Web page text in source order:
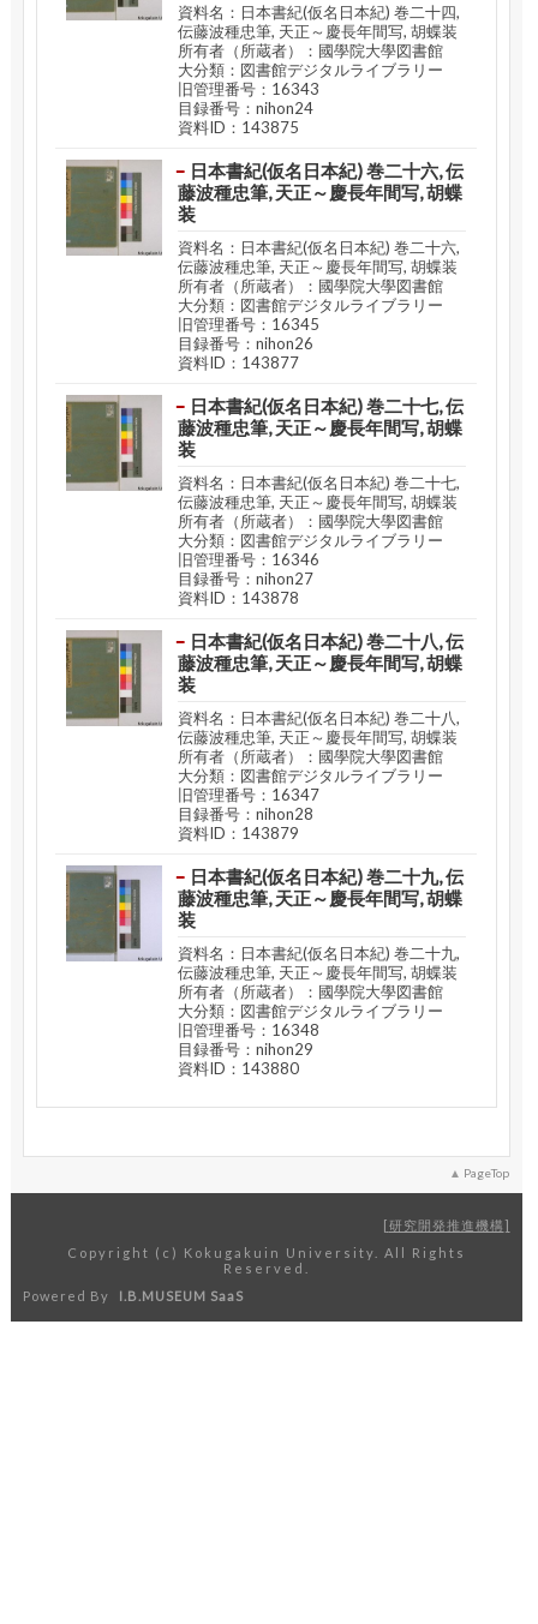
資料名：日本書紀(仮名日本紀) 巻二十四,
伝藤波種忠筆, 天正～慶長年間写, 胡蝶装
所有者（所蔵者）：國學院大學図書館
大分類：図書館デジタルライブラリー
旧管理番号：16343
目録番号：nihon24
資料ID：143875
日本書紀(仮名日本紀) 巻二十六, 伝
藤波種忠筆, 天正～慶長年間写, 胡蝶
装
資料名：日本書紀(仮名日本紀) 巻二十六,
伝藤波種忠筆, 天正～慶長年間写, 胡蝶装
所有者（所蔵者）：國學院大學図書館
大分類：図書館デジタルライブラリー
旧管理番号：16345
目録番号：nihon26
資料ID：143877
日本書紀(仮名日本紀) 巻二十七, 伝
藤波種忠筆, 天正～慶長年間写, 胡蝶
装
資料名：日本書紀(仮名日本紀) 巻二十七,
伝藤波種忠筆, 天正～慶長年間写, 胡蝶装
所有者（所蔵者）：國學院大學図書館
大分類：図書館デジタルライブラリー
旧管理番号：16346
目録番号：nihon27
資料ID：143878
日本書紀(仮名日本紀) 巻二十八, 伝
藤波種忠筆, 天正～慶長年間写, 胡蝶
装
資料名：日本書紀(仮名日本紀) 巻二十八,
伝藤波種忠筆, 天正～慶長年間写, 胡蝶装
所有者（所蔵者）：國學院大學図書館
大分類：図書館デジタルライブラリー
旧管理番号：16347
目録番号：nihon28
資料ID：143879
日本書紀(仮名日本紀) 巻二十九, 伝
藤波種忠筆, 天正～慶長年間写, 胡蝶
装
資料名：日本書紀(仮名日本紀) 巻二十九,
伝藤波種忠筆, 天正～慶長年間写, 胡蝶装
所有者（所蔵者）：國學院大學図書館
大分類：図書館デジタルライブラリー
旧管理番号：16348
目録番号：nihon29
資料ID：143880
PageTop
研究開発推進機構
Copyright (c) Kokugakuin University. All Rights
Reserved.
Powered By
I.B.MUSEUM SaaS